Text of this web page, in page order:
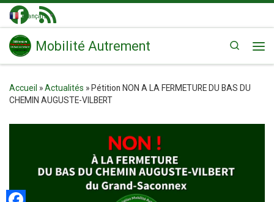
Passer au contenu
Mobilité Autrement
Search
Accueil »Actualités » Pétition NON A LA FERMETURE DU BAS DU
CHEMIN AUGUSTE-VILBERT
Français ▼